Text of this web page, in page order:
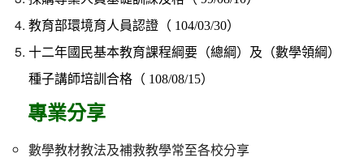
教育部環境育人員認證（ 104/03/30）
十二年國民基本教育課程綱要（總綱）及（數學領綱）
種子講師培訓合格（ 108/08/15）
專業分享
數學教材教法及補救教學常至各校分享